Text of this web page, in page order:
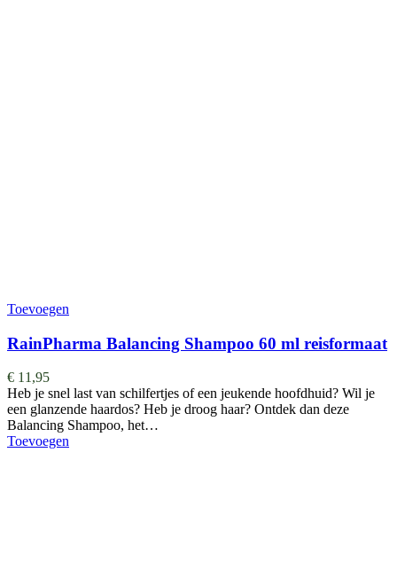
Toevoegen
RainPharma Balancing Shampoo 60 ml reisformaat
€ 11,95
Heb je snel last van schilfertjes of een jeukende hoofdhuid? Wil je
een glanzende haardos? Heb je droog haar? Ontdek dan deze
Balancing Shampoo, het…
Toevoegen